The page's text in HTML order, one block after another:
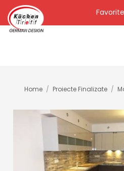
Favorite
Home / Proiecte Finalizate /